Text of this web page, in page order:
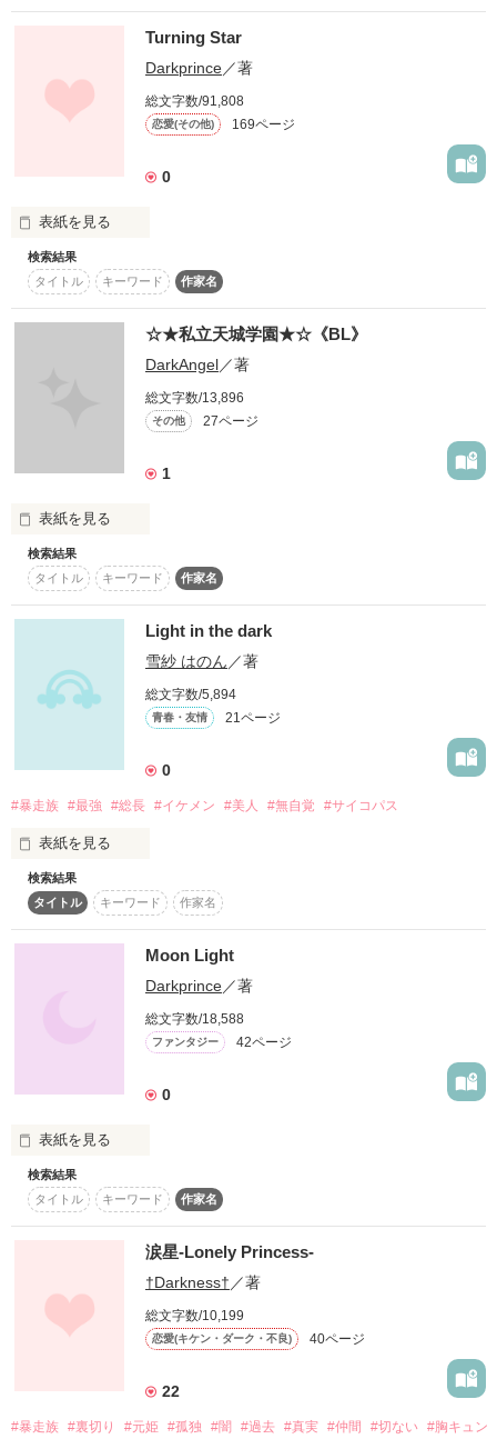
Finish→××.××.××
※夜桜〜あなたに出逢って〜を見た方が
ます
誤字・脱字があると思いますが、
ご了承下さい。教えて貰えると助かります
感想ノート・レビュー書いて貰えると 嬉しいです(〃艸〃)
ありがとうございます(*´∀｀人)
⚠︎本編と少し性格や言葉などが変わっていて読みづらいかもし
れませんがご了承下さい<(_ _)>
※更新未定（2017年以内には書きたいとは思っていますが、ス
ランプに陥っている為なかなか話の内容が思いつきません…内
容が決まっていても書けません…楽しみにして下さる方には申
し訳ないです。）
⚠︎もし続きが気になってしまう方であれば読む事をオススメし
皆さんありがとうございます(*´∀`)ゞ
Finish→××.××.××
※1.歴史に忠実ではありません。
忠実を重視する方はあまりオススメしません。歴史では死んで
※2.流血・暴力・グロテクスシーン
があります。
※3.中傷はおやめ下さい。
※誤字・脱字があると思います。
教えて貰えると助かります(*´꒳`*)
※感想ノート・レビュー書いてもらえると嬉しいです(〃艸
†Darkness†初の歴史ものです。
ぐだぐだで何言ってんだこいつと思うかも知れません。その上
で読んで欲しいです。
♪素敵な感想 Thank you (*´∀｀人)♪
黒猫みみな.｡.:* 様
♪noa♪様
風月炎様
只今進行ストップ中〜
そろそろ、進行するかも…
作品を読む
________
孤独で秘密が多いい姫を囚われた闇から
俺様×甘々×胸キュン×切ない
✿love story✿
________
＊誤字・脱字があると思いますが、
＊感想ノート・レビュー書いて貰えると嬉しいです(╥ᆺ╥；)
*†:.｡..｡.:*†･*:.｡. .｡.:*†･*:.｡. .｡.:†*
けれど・・・優しい。
まるで、闇の中にさす光の様。
─────────────
お前は小さくて、強くて
そして・・・儚い。
※未成年の飲酒、喫煙は法律で禁止されています。
Turning Star
Darkprince／著
総文字数/91,808
恋愛(その他) 169ページ
0
表紙を見る
時は、２１４８年。
人類は、自らが引き起こした環境破壊によって
引き起こされた異常気象に苦しみながらも、未だ生き続けてい
た。
その背景にあるものが、能力。
ある科学者が、災害の際の護身のために、
浮遊術を開発したのが始まりだ。
舞台は、私立幻水学園。
持つ能力は様々だが、
一人は、最年少にして、
タロットカードを使いこなす最強の少年占い師。
もう１人は、未だに何の能力を持つのかも不明な、落ちこぼれ
の部類に入る少女。
この物語は、その２人と周りの人間達が織り成すたった１つの
検索結果
タイトル
キーワード 作家名
☆★私立天城学園★☆《BL》
DarkAngel／著
総文字数/13,896
その他 27ページ
1
表紙を見る
高校までは女子校で過ごした男がいきなり男子校に編入！？
どうする、この状況！！
男子校/全寮制/女装/俺様攻め
検索結果
タイトル
キーワード 作家名
Light in the dark
雪紗 はのん ／著
総文字数/5,894
青春・友情 21ページ
0
#暴走族 #最強 #総長 #イケメン #美人 #無自覚 #サイコパス
表紙を見る
殺しちゃうよーー？
ーーーーー目の前に現れたその女はそれはそれは楽しそうにそ
う言った。
朔藍-sakuran-12代目総長
蒴木  紬-Sakugi Tsumugi-
                ×
よくわかんない変な女
雪咲  葉音-Yukisa Hane-
なんやかんやあって初作品です。
検索結果
タイトル
キーワード 作家名
Moon Light
Darkprince／著
総文字数/18,588
ファンタジー 42ページ
0
表紙を見る
主人公の玲が行き着いた先は、朝日の登らない
世界だった！？
（※異世界トリップファンタジーです。）
巡り巡る月とともに、
廻り続ける。
検索結果
タイトル
キーワード 作家名
涙星-Lonely Princess-
†Darkness† ／著
総文字数/10,199
恋愛(キケン・ダーク・不良) 40ページ
22
#暴走族 #裏切り #元姫 #孤独 #闇 #過去 #真実 #仲間 #切ない #胸キュン